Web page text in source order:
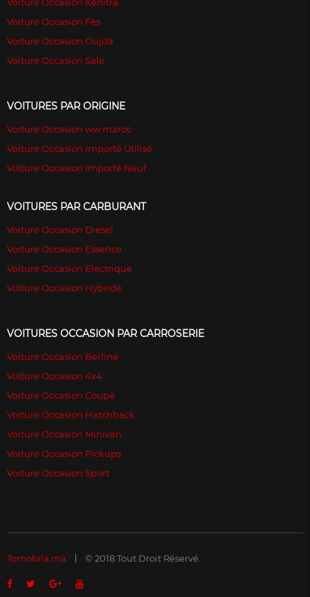
Voiture Occasion Kénitra
Voiture Occasion Fès
Voiture Occasion Oujda
Voiture Occasion Sale
VOITURES PAR ORIGINE
Voiture Occasion ww maroc
Voiture Occasion Importé Utilisé
Voiture Occasion Importé Neuf
VOITURES PAR CARBURANT
Voiture Occasion Diesel
Voiture Occasion Essence
Voiture Occasion Electrique
Voiture Occasion Hybride
VOITURES OCCASION PAR CARROSERIE
Voiture Occasion Berline
Voiture Occasion 4x4
Voiture Occasion Coupé
Voiture Occasion Hatchback
Voiture Occasion Minivan
Voiture Occasion Pickups
Voiture Occasion Sport
Tomobila.ma © 2018 Tout Droit Réservé.